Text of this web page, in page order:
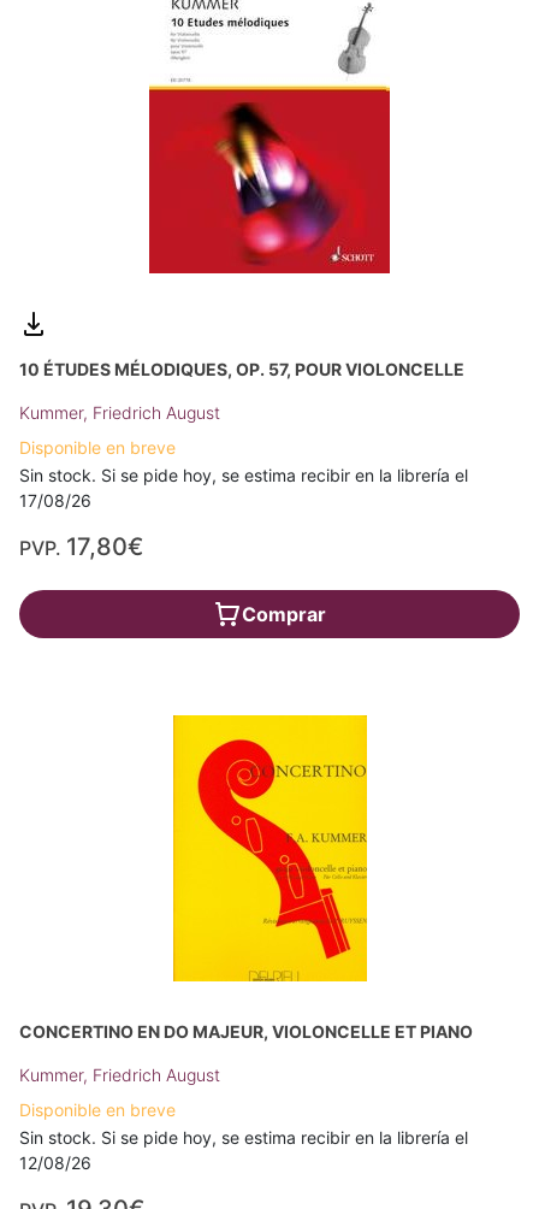
10 ÉTUDES MÉLODIQUES, OP. 57, POUR VIOLONCELLE
Kummer, Friedrich August
Disponible en breve
Sin stock. Si se pide hoy, se estima recibir en la librería el
17/08/26
PVP. 17,80€
Comprar
CONCERTINO EN DO MAJEUR, VIOLONCELLE ET PIANO
Kummer, Friedrich August
Disponible en breve
Sin stock. Si se pide hoy, se estima recibir en la librería el
12/08/26